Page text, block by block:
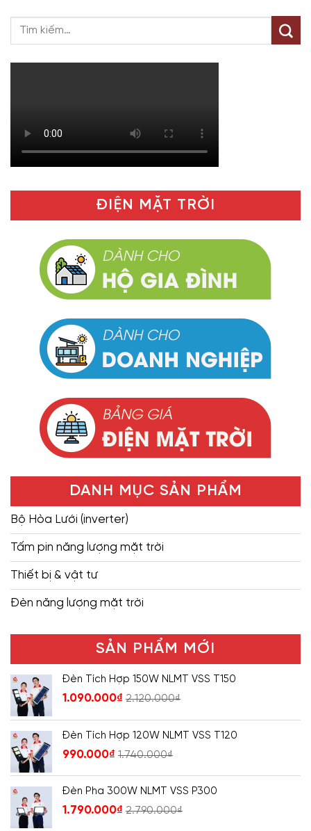
ĐIỆN MẶT TRỜI
DANH MỤC SẢN PHẨM
Bộ Hòa Lưới (inverter)
Tấm pin năng lượng mặt trời
Thiết bị & vật tư
Đèn năng lượng mặt trời
SẢN PHẨM MỚI
Đèn Tích Hợp 150W NLMT VSS T150
1.090.000₫ 2.120.000₫
Đèn Tích Hợp 120W NLMT VSS T120
990.000₫ 1.740.000₫
Đèn Pha 300W NLMT VSS P300
1.790.000₫ 2.790.000₫